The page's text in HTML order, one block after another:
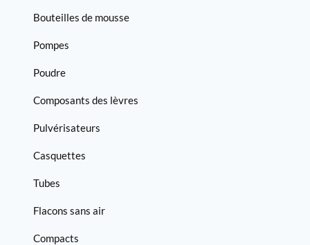
Bouteilles de mousse
Pompes
Poudre
Composants des lèvres
Pulvérisateurs
Casquettes
Tubes
Flacons sans air
Compacts